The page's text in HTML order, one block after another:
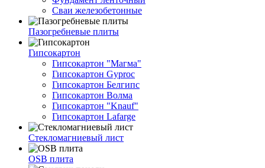
Сваи железобетонные
Пазогребневые плиты
Гипсокартон
Гипсокартон "Магма"
Гипсокартон Gyproc
Гипсокартон Белгипс
Гипсокартон Волма
Гипсокартон "Knauf"
Гипсокартон Lafarge
Стекломагниевый лист
OSB плита